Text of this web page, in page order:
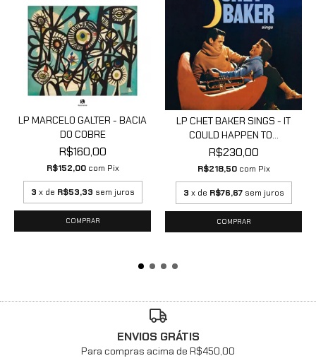
LP MARCELO GALTER - BACIA
DO COBRE
R$160,00
R$152,00 com Pix
3 x de R$53,33 sem juros
LP CHET BAKER SINGS - IT
COULD HAPPEN TO...
R$230,00
R$218,50 com Pix
3 x de R$76,67 sem juros
ENVIOS GRÁTIS
Para compras acima de R$450,00